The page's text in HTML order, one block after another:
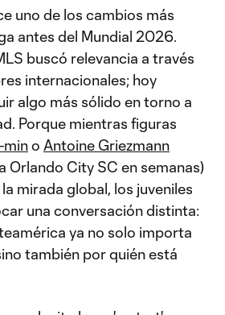
uno de los cambios más
antes del Mundial 2026.
buscó relevancia a través
internacionales; hoy
algo más sólido en torno a
Porque mientras figuras
mino Antoine Griezmann
Orlando City SC en semanas)
mirada global, los juveniles
una conversación distinta:
ya no solo importa
también por quién está